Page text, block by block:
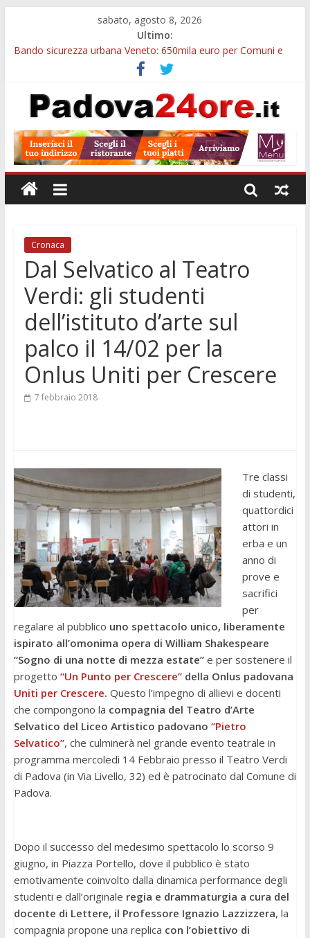
sabato, agosto 8, 2026
Ultimo:
Bando sicurezza urbana Veneto: 650mila euro per Comuni e
Restauro 2026, chiuse le domande: 2,5 milioni per formare
nuove competenze in Veneto
Calici di Stelle Arzergrande: astronomia, musica e sapori al
Notizie di Padova alle ore 10: censimento a Monselice, arresto
antidroga e siccità
Notizie di Padova alle ore 23: maltrattamenti, arresto a
Limena e progetto Cool Shop
Cronaca
Dal Selvatico al Teatro
Verdi: gli studenti
dell’istituto d’arte sul
palco il 14/02 per la
Onlus Uniti per Crescere
7 febbraio 2018
Tre classi
di studenti,
quattordici
attori in
erba e un
anno di
prove e
sacrifici
per
regalare al pubblico uno spettacolo unico, liberamente
ispirato all’omonima opera di William Shakespeare
“Sogno di una notte di mezza estate”e per sostenere il
progetto “Un Punto per Crescere”della Onlus padovana
Uniti per Crescere. Questo l’impegno di allievi e docenti
che compongono la compagnia del Teatro d’Arte
Selvatico del Liceo Artistico padovano “Pietro
Selvatico”, che culminerà nel grande evento teatrale in
programma mercoledì 14 Febbraio presso il Teatro Verdi
di Padova (in Via Livello, 32) ed è patrocinato dal Comune di
Padova.
Dopo il successo del medesimo spettacolo lo scorso 9
giugno, in Piazza Portello, dove il pubblico è stato
emotivamente coinvolto dalla dinamica performance degli
studenti e dall’originale regia e drammaturgia a cura del
docente di Lettere, il Professore Ignazio Lazzizzera, la
compagnia propone una replica con l’obiettivo di